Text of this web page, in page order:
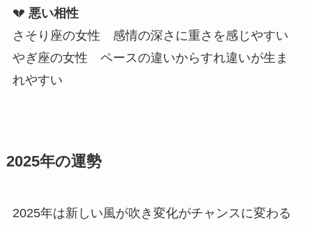
💔 悪い相性
さそり座の女性 感情の深さに重さを感じやすい
やぎ座の女性 ペースの違いからすれ違いが生ま
れやすい
2025年の運勢
2025年は新しい風が吹き変化がチャンスに変わる